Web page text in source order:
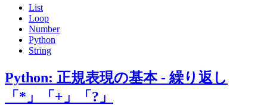
List
Loop
Number
Python
String
Python: 正規表現の基本 - 繰り返し
「*」「+」「?」